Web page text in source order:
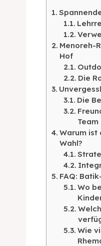
Menoreh-
Hof
Die
Die
Team
Warum ist
Wahl?
FAQ:
Wo
Wie